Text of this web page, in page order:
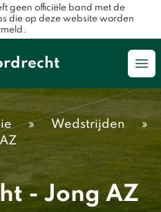
geen officiële band met de
die op deze website worden
» Wedstrijden
»
- Jong AZ